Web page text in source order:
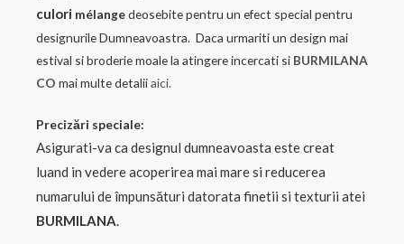
culori mélangedeosebite pentru un efect special pentru
designurile Dumneavoastra. Daca urmariti un design mai
estival si broderie moale la atingere incercati si BURMILANA
CO mai multe detaliiaici.
Precizări speciale:
Asigurati-va ca designul dumneavoasta este creat
luand in vedere acoperirea mai mare si reducerea
numarului de împunsături datorata finetii si texturii atei
BURMILANA.